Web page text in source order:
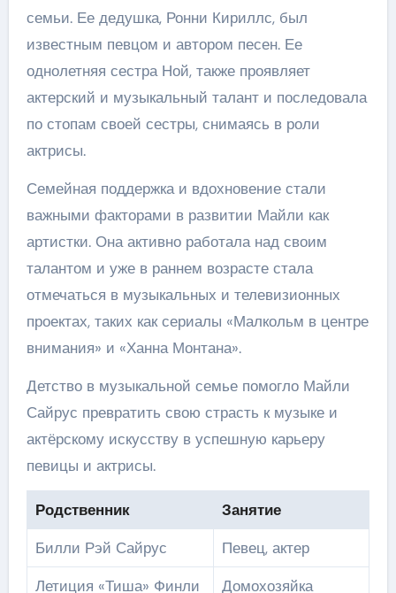
семьи. Ее дедушка, Ронни Кириллс, был
известным певцом и автором песен. Ее
однолетняя сестра Ной, также проявляет
актерский и музыкальный талант и последовала
по стопам своей сестры, снимаясь в роли
актрисы.
Семейная поддержка и вдохновение стали
важными факторами в развитии Майли как
артистки. Она активно работала над своим
талантом и уже в раннем возрасте стала
отмечаться в музыкальных и телевизионных
проектах, таких как сериалы «Малкольм в центре
внимания» и «Ханна Монтана».
Детство в музыкальной семье помогло Майли
Сайрус превратить свою страсть к музыке и
актёрскому искусству в успешную карьеру
певицы и актрисы.
Родственник
Занятие
Билли Рэй Сайрус
Певец, актер
Летиция «Тиша» Финли
Домохозяйка